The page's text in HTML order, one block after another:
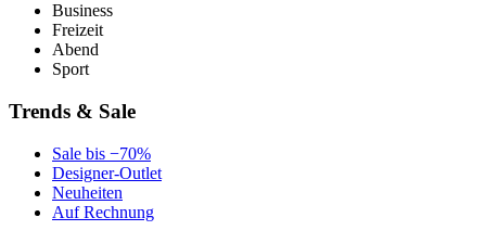
Business
Freizeit
Abend
Sport
Trends & Sale
Sale bis −70%
Designer-Outlet
Neuheiten
Auf Rechnung